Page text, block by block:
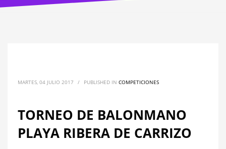
MARTES, 04 JULIO 2017 / PUBLISHED IN COMPETICIONES
TORNEO DE BALONMANO
PLAYA RIBERA DE CARRIZO